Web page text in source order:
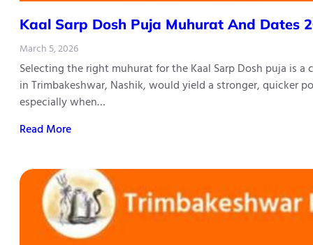
Kaal​‍​‌‍​‍‌​‍​‌‍​‍‌ Sarp Dosh Puja Muhurat And Dates
March 5, 2026
Selecting the right muhurat for the Kaal Sarp Dosh puja is
in Trimbakeshwar, Nashik, would yield a stronger, quicker
especially when…
Read More